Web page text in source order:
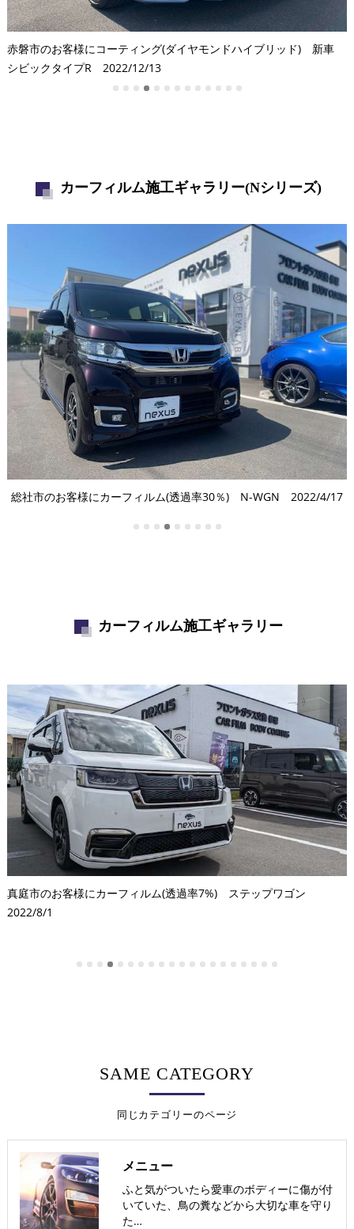
赤磐市のお客様にコーティング(ダイヤモンドハイブリッド) 新車
シビックタイプR 2022/12/13
カーフィルム施工ギャラリー(Nシリーズ)
総社市のお客様にカーフィルム(透過率30％) N-WGN 2022/4/17
カーフィルム施工ギャラリー
真庭市のお客様にカーフィルム(透過率7%) ステップワゴン
2022/8/1
同じカテゴリーのページ
SAME CATEGORY
メニュー
ふと気がついたら愛車のボディーに傷が付
いていた、鳥の糞などから大切な車を守り
た…